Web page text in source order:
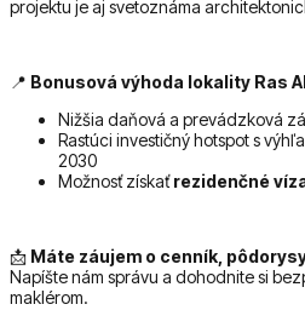
projektu je aj svetoznáma
📍 Bonusová výhoda lokality Ras
Nižšia daňová a prevádzková
Rastúci investičný hotspot s
2030
Možnosť získaťrezidenčné
📩 Máte záujem o cenník,
Napíšte nám správu a dohodnite si
maklérom.